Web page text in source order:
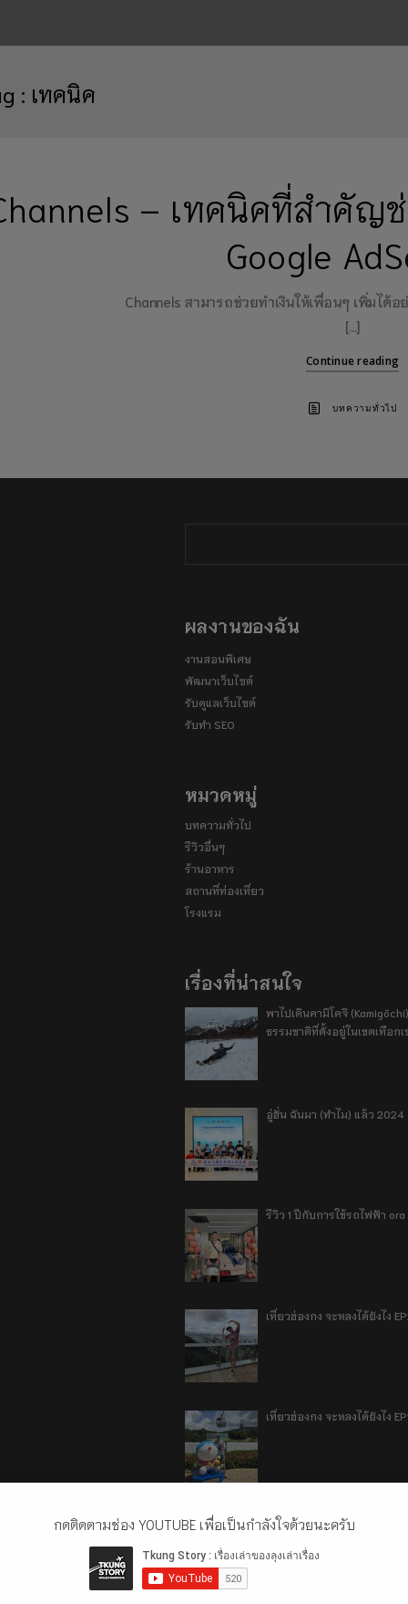
: เทคนิค
– เทคนิคที่สำคัญ
Google
Channels สามารถช่วยทำเงินให้เพื่อนๆ เพิ่มได้อ
[…]
Continue reading
บทความทั่วไป
ผลงานของฉัน
งานสอนพิเศษ
พัฒนาเว็บไซต์
รับดูแลเว็บไซต์
รับทำ SEO
หมวดหมู่
บทความทั่วไป
รีวิวอื่นๆ
ร้านอาหาร
สถานที่ท่องเที่ยว
โรงแรม
เรื่องที่น่าสนใจ
พาไปเดินคามิโคจิ
ธรรมชาติที่ตั้งอยู่ในเขตเทือก
อู่ฮั่น ฉันมา (ทำไม) แล้ว 2024
รีวิว 1 ปีกับการใช้รถไฟฟ้า
เที่ยวฮ่องกง จะหลงได้ยังไง
เที่ยวฮ่องกง จะหลงได้ยังไง
ลี่เจียง แชงกรีล่า เมืองเทียมฟ้
กดติดตามช่อง YOUTUBE เพื่อเป็นกำลังใจด้วยนะครับ